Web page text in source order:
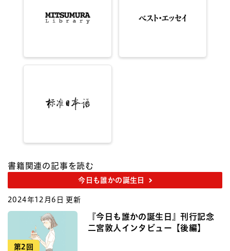
書籍関連の記事を読む
今日も誰かの誕生日
2024年12月6日 更新
第2回
『今日も誰かの誕生日』刊行記念
二宮敦人インタビュー【後編】